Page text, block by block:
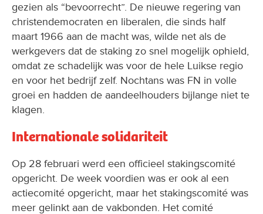
gezien als “bevoorrecht”. De nieuwe regering van
christendemocraten en liberalen, die sinds half
maart 1966 aan de macht was, wilde net als de
werkgevers dat de staking zo snel mogelijk ophield,
omdat ze schadelijk was voor de hele Luikse regio
en voor het bedrijf zelf. Nochtans was FN in volle
groei en hadden de aandeelhouders bijlange niet te
klagen.
Internationale solidariteit
Op 28 februari werd een officieel stakingscomité
opgericht. De week voordien was er ook al een
actiecomité opgericht, maar het stakingscomité was
meer gelinkt aan de vakbonden. Het comité